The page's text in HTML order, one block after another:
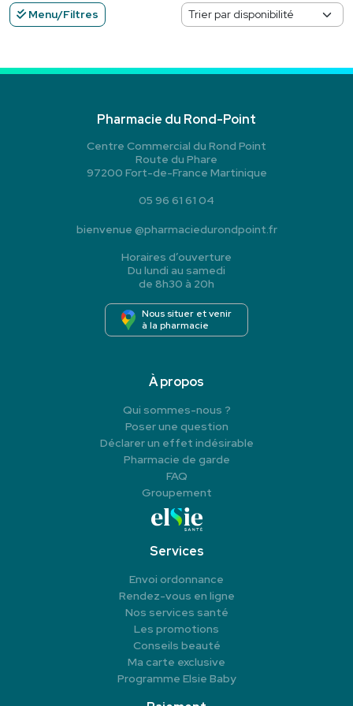
Menu/Filtres
Pharmacie du Rond-Point
Centre Commercial du Rond Point
Route du Phare
97200 Fort-de-France Martinique
05 96 61 61 04
bienvenue @pharmaciedurondpoint.fr
Horaires d’ouverture
Du lundi au samedi
de 8h30 à 20h
Nous situer et venir
à la pharmacie
À propos
Qui sommes-nous ?
Poser une question
Déclarer un effet indésirable
Pharmacie de garde
FAQ
Groupement
Services
Envoi ordonnance
Rendez-vous en ligne
Nos services santé
Les promotions
Conseils beauté
Ma carte exclusive
Programme Elsie Baby